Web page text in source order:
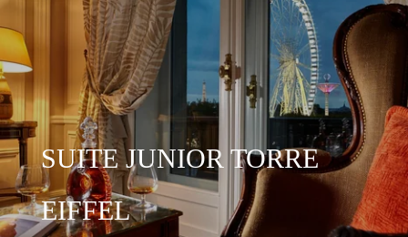
SUITE JUNIOR TORRE
EIFFEL